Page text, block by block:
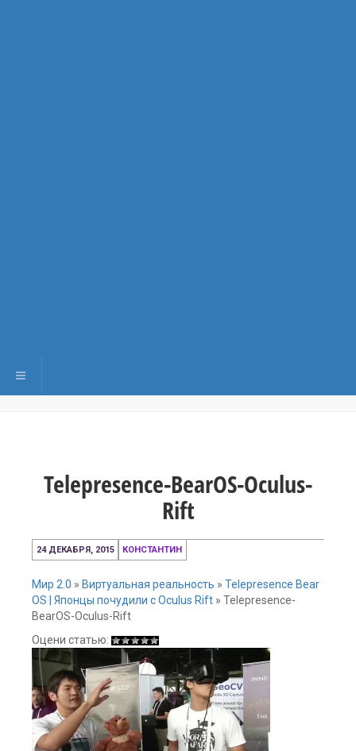
Переключить навигацию
Telepresence-BearOS-Oculus-
Rift
24 ДЕКАБРЯ, 2015 КОНСТАНТИН
Мир 2.0 » Виртуальная реальность » Telepresence Bear
OS | Японцы почудили с Oculus Rift » Telepresence-
BearOS-Oculus-Rift
Оцени статью: